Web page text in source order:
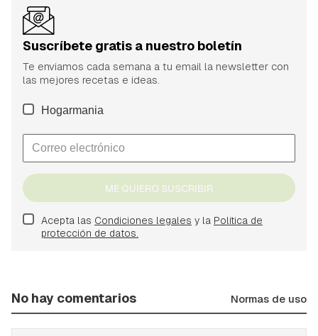
Suscríbete gratis a nuestro boletín
Te enviamos cada semana a tu email la newsletter con
las mejores recetas e ideas.
Hogarmania
ME QUIERO SUSCRIBIR
Acepta las Condiciones legales y la Política de
protección de datos.
No hay comentarios Normas de uso